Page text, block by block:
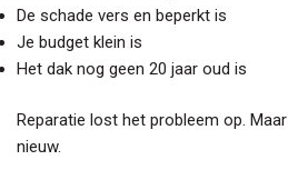
De schade vers en beperkt is
Je budget klein is
Het dak nog geen 20 jaar oud is
Reparatie lost het probleem op.
nieuw.